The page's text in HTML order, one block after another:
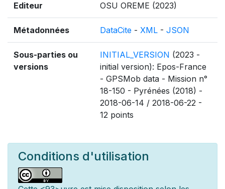
Editeur OSU OREME (2023)
Métadonnées DataCite - XML - JSON
Sous-parties ou
versions
INITIAL_VERSION (2023 -
initial version): Epos-France
- GPSMob data - Mission n°
18-150 - Pyrénées (2018) -
2018-06-14 / 2018-06-22 -
12 points
Conditions d'utilisation